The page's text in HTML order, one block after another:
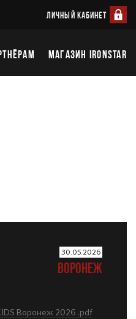
ЛИЧНЫЙ КАБИНЕТ
МАГАЗИН IRONSTAR
30.05.2026
ВОРОНЕЖ
Воронеж 2026 .pdf